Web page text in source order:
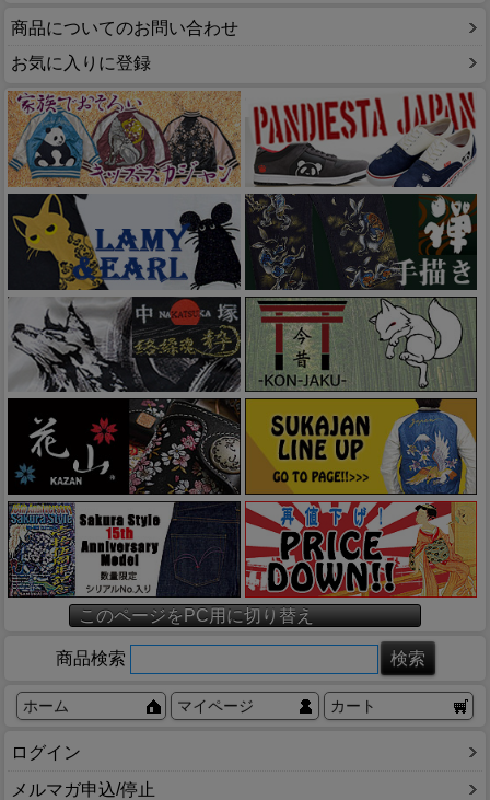
商品についてのお問い合わせ
お気に入りに登録
このページをPC用に切り替え
商品検索
ホーム マイページ カート
ログイン
メルマガ申込/停止